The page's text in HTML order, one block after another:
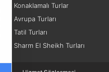
Konaklamalı Turlar
Avrupa Turları
Tatil Turları
Sharm El Sheikh Turları